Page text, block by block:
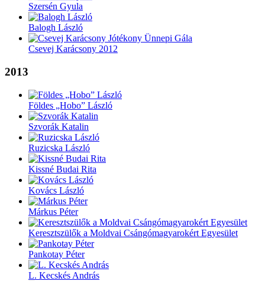
Szersén Gyula
Balogh László
Csevej Karácsony 2012
2013
Földes „Hobo” László
Szvorák Katalin
Ruzicska László
Kissné Budai Rita
Kovács László
Márkus Péter
Keresztszülők a Moldvai Csángómagyarokért Egyesület
Pankotay Péter
L. Kecskés András